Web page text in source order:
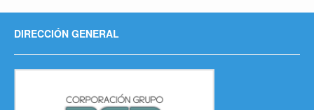
DIRECCIÓN GENERAL